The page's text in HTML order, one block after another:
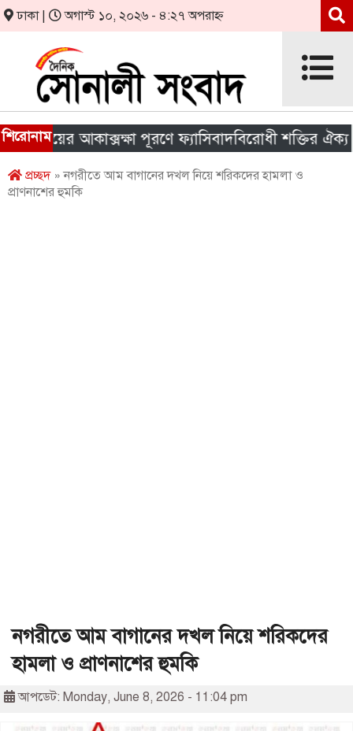
ঢাকা | অগাস্ট ১০, ২০২৬ - ৪:২৭ অপরাহ্ন
শিরোনামআকাক্সক্ষা পূরণে ফ্যাসিবাদবিরোধী শক্তির ঐক্য জরুরি
প্রচ্ছদ» নগরীতে আম বাগানের দখল নিয়ে শরিকদের হামলা ও
প্রাণনাশের হুমকি
নগরীতে আম বাগানের দখল নিয়ে শরিকদের
হামলা ও প্রাণনাশের হুমকি
আপডেট: Monday, June 8, 2026 - 11:04 pm